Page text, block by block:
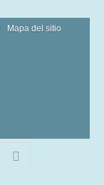
Mapa del sitio